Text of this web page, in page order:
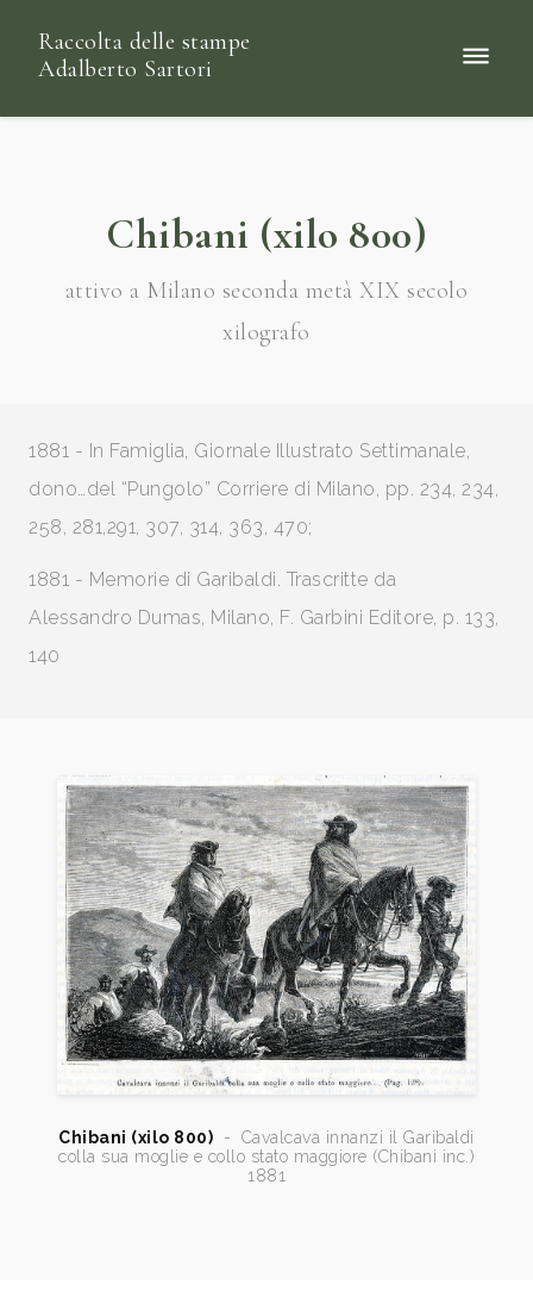
Raccolta delle stampe
Adalberto Sartori
Chibani (xilo 800)
attivo a Milano seconda metà XIX secolo
xilografo
1881 - In Famiglia, Giornale Illustrato Settimanale,
dono…del “Pungolo” Corriere di Milano, pp. 234, 234,
258, 281,291, 307, 314, 363, 470;
1881 - Memorie di Garibaldi. Trascritte da
Alessandro Dumas, Milano, F. Garbini Editore, p. 133,
140
Chibani (xilo 800) -
Cavalcava innanzi il Garibaldi
colla sua moglie e collo stato maggiore (Chibani inc.)
1881